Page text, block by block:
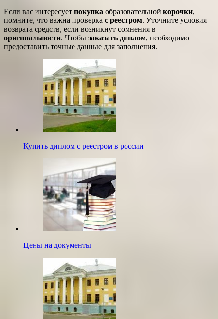
Если вас интересует покупка образовательной корочки,
помните, что важна проверка с реестром. Уточните условия
возврата средств, если возникнут сомнения в
оригинальности. Чтобы заказать диплом, необходимо
предоставить точные данные для заполнения.
Купить диплом с реестром в россии
Цены на документы